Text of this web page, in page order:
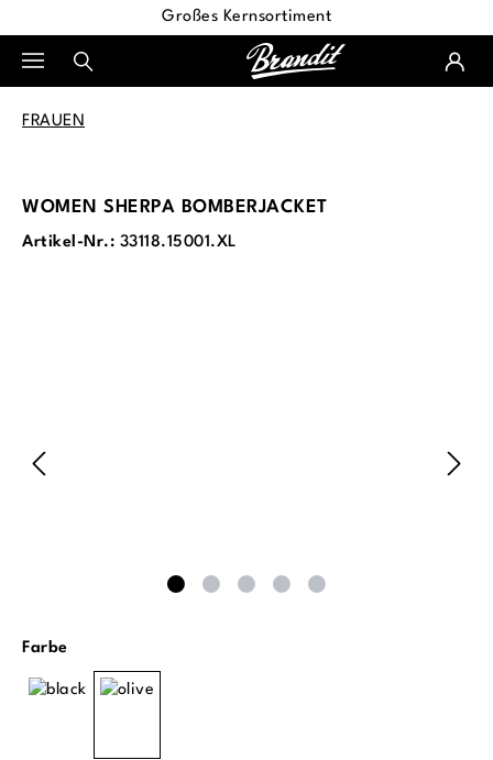
Großes Kernsortiment
FRAUEN
WOMEN SHERPA BOMBERJACKET
Artikel-Nr.: 33118.15001.XL
Farbeauswählen